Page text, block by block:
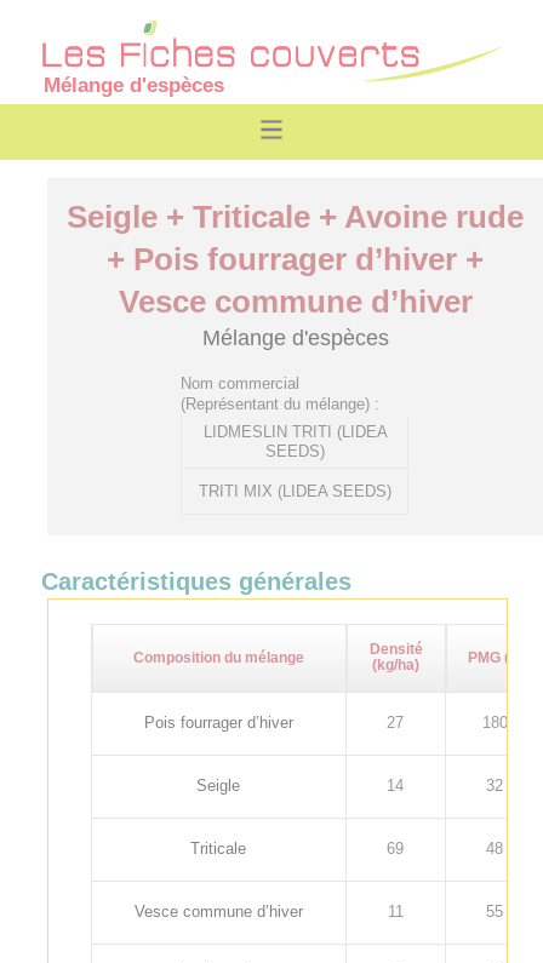
Mélange d'espèces
Seigle + Triticale + Avoine rude
+ Pois fourrager d’hiver +
Vesce commune d’hiver
Mélange d'espèces
Nom commercial
(Représentant du mélange) :
LIDMESLIN TRITI (LIDEA
SEEDS)
TRITI MIX (LIDEA SEEDS)
Caractéristiques générales
Composition du mélange
Densité
(kg/ha)
PMG (g)
Pois fourrager d’hiver 27 180
Seigle 14 32
Triticale 69 48
Vesce commune d’hiver 11 55